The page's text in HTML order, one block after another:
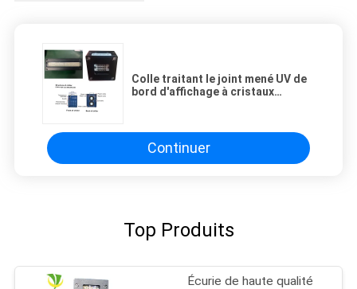
Colle traitant le joint mené UV de
bord d'affichage à cristaux
Continuer
Top Produits
Écurie de haute qualité